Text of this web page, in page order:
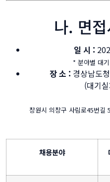
나. 면
일 시 :
* 분야별 대
장 소 : 경상남도
(대기
창원시 의창구 사림로45번길
채용분야